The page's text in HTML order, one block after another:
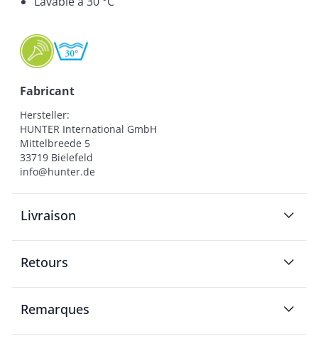
Fabricant
Hersteller:
HUNTER International GmbH
Mittelbreede 5
33719 Bielefeld
info@hunter.de
Livraison
Retours
Remarques